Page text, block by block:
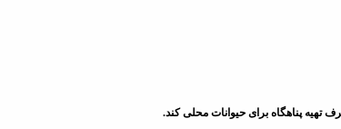
پناهگاه برای حیوانات محلی کند.